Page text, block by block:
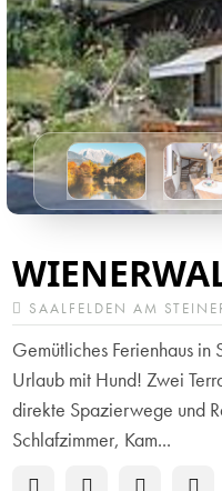
SAALFELDEN AM
Gemütliches Ferienhaus
Urlaub mit Hund! Zwei
direkte Spazierwege und
Schlafzimmer, Kam...